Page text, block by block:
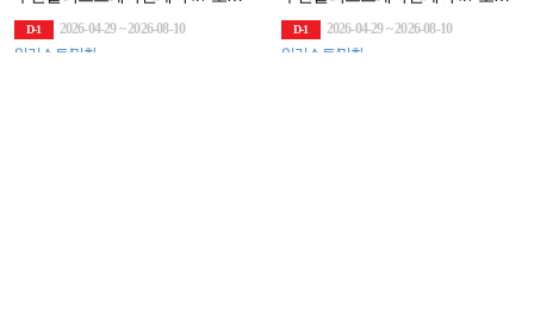
D-1
2026-04-29 ~ 2026-08-10
일러스트/만화
D-1
2026-04-29 ~ 2026-08-10
일러스트/만화